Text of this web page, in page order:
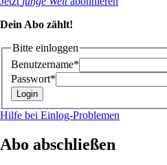
Dein Abo zählt!
Bitte einloggen
Benutzername*
Passwort*
Hilfe bei Einlog-Problemen
Abo abschließen